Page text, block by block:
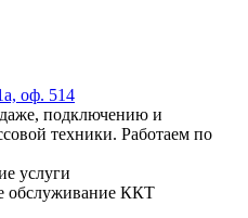
оф. 514
подключению и
техники. Работаем по
услуги
обслуживание ККТ